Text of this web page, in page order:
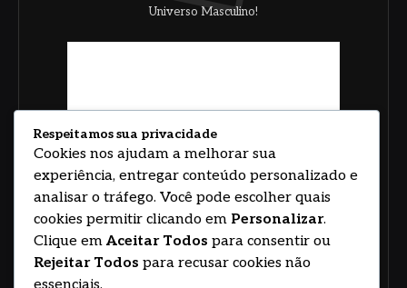
Universo Masculino!
Respeitamos sua privacidade
Cookies nos ajudam a melhorar sua
experiência, entregar conteúdo personalizado e
analisar o tráfego. Você pode escolher quais
cookies permitir clicando em Personalizar.
Clique em Aceitar Todos para consentir ou
Rejeitar Todos para recusar cookies não